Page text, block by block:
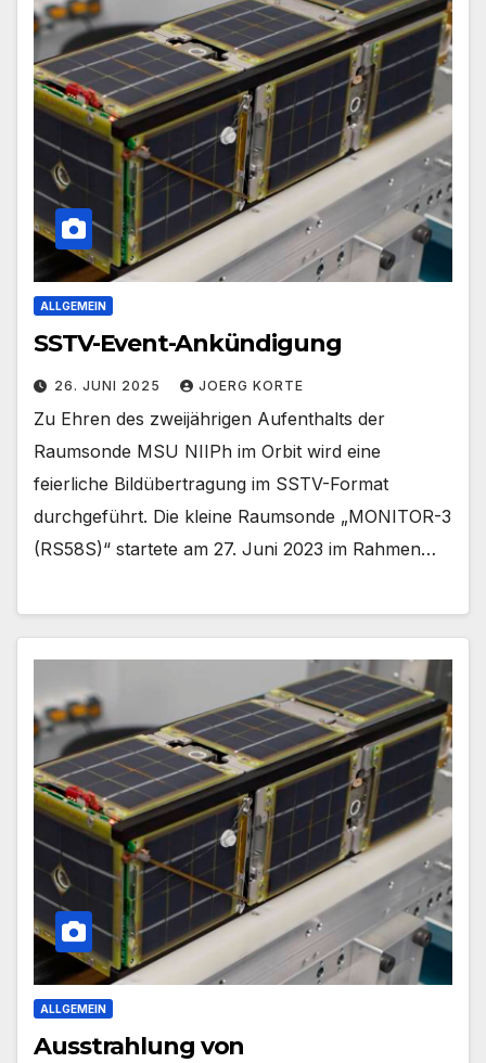
ALLGEMEIN
SSTV-Event-Ankündigung
26. JUNI 2025 JOERG KORTE
Zu Ehren des zweijährigen Aufenthalts der
Raumsonde MSU NIIPh im Orbit wird eine
feierliche Bildübertragung im SSTV-Format
durchgeführt. Die kleine Raumsonde „MONITOR-3
(RS58S)“ startete am 27. Juni 2023 im Rahmen…
ALLGEMEIN
Ausstrahlung von